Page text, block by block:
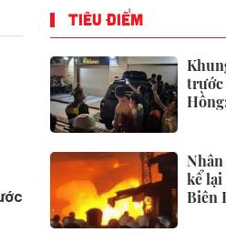
TIÊU ĐIỂM
trước
kể lại
Biên